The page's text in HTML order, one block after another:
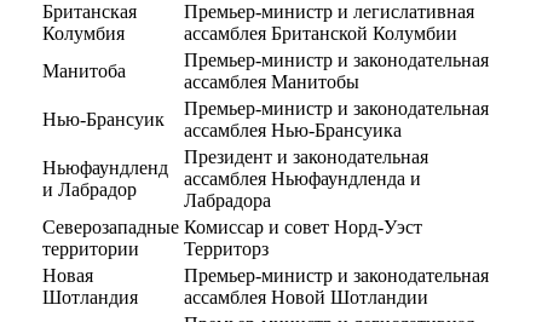
Британская
Колумбия
Премьер-министр и легислативная
ассамблея Британской Колумбии
Манитоба
Премьер-министр и законодательная
ассамблея Манитобы
Нью-Брансуик
Премьер-министр и законодательная
ассамблея Нью-Брансуика
Ньюфаундленд
и Лабрадор
Президент и законодательная
ассамблея Ньюфаундленда и
Лабрадора
Северозападные
территории
Комиссар и совет Норд-Уэст
Территорз
Новая
Шотландия
Премьер-министр и законодательная
ассамблея Новой Шотландии